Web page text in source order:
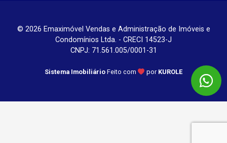
© 2026 Emaximóvel Vendas e Administração de Imóveis e
Condomínios Ltda. - CRECI 14523-J
CNPJ: 71.561.005/0001-31
Sistema Imobiliário Feito com por KUROLE